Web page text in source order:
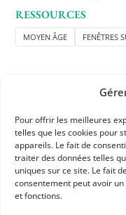
Pour offrir les meilleures
telles que les cookies pour
appareils. Le fait de
traiter des données telles
uniques sur ce site. Le fait
consentement peut avoir
et fonctions.
RESSOURCES
MOYEN ÂGE FENÊTRES
Association des
+